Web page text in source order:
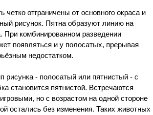
отграничены от основного окраса и
рисунок. Пятна образуют линию на
При комбинированном разведении
появляться и у полосатых, прерывая
недостатком.
рисунка - полосатый или пятнистый - с
становится пятнистой. Встречаются
но с возрастом на одной стороне
остались без изменения. Таких животных